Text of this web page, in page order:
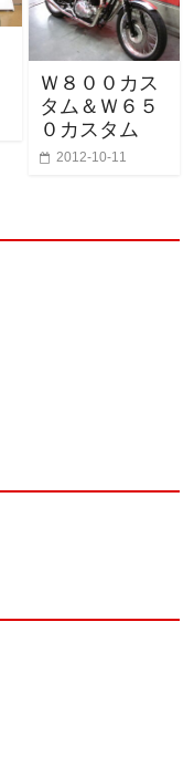
Ｗ８００カス
タム＆Ｗ６５
０カスタム
2012-10-11